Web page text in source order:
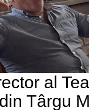
al
Târgu